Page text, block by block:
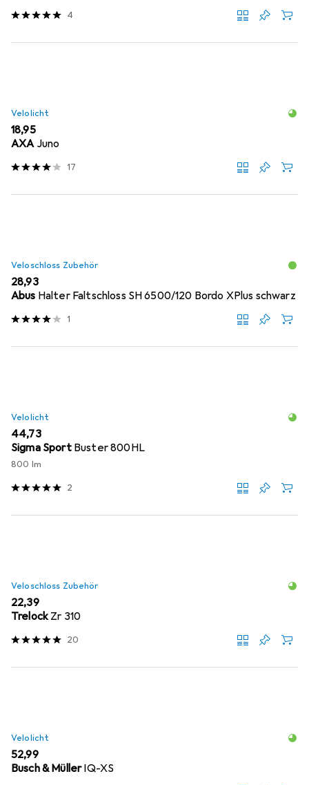
4
Velolicht
EUR
18,95
AXA Juno
17
Veloschloss Zubehör
EUR
28,93
Abus Halter Faltschloss SH 6500/120 Bordo XPlus schwarz
1
Velolicht
EUR
44,73
Sigma Sport Buster 800HL
800 lm
2
Veloschloss Zubehör
EUR
22,39
TrelockZr 310
20
Velolicht
EUR
52,99
Busch & MüllerIQ-XS